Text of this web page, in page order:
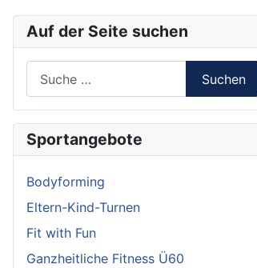
Auf der Seite suchen
Type 2 or more characters for results.
Suchen
Sportangebote
Bodyforming
Eltern-Kind-Turnen
Fit with Fun
Ganzheitliche Fitness Ü60